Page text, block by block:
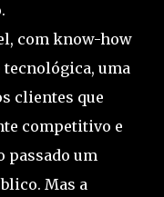
com know-how
tecnológica, uma
clientes que
competitivo e
passado um
Mas a